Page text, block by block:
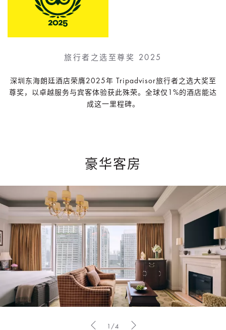
旅行者之选至尊奖 2025
深圳东海朗廷酒店荣膺2025年 Tripadvisor旅行者之选大奖至
尊奖，以卓越服务与宾客体验获此殊荣。全球仅1%的酒店能达
成这一里程碑。
豪华客房
1/4